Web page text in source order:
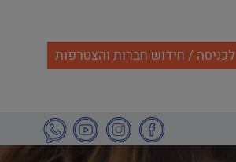
לכניסה / חידוש חברות והצטרפות